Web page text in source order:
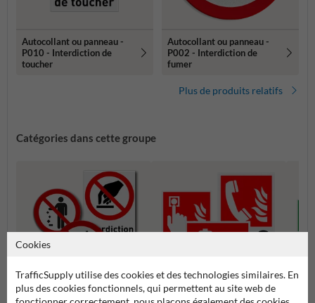
Autocollant ou panneau -
P010 - Interdiction de
toucher
Autocollant ou panneau -
P002 - Interdiction de
fumer
Plus de produits relatifs
Catégories dans cette groupe
Cookies
TrafficSupply utilise des cookies et des technologies similaires. En
plus des cookies fonctionnels, qui permettent au site web de